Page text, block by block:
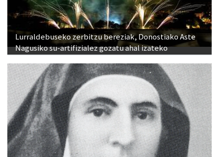
Lurraldebuseko zerbitzu bereziak, Donostiako Aste
Nagusiko su-artifizialez gozatu ahal izateko